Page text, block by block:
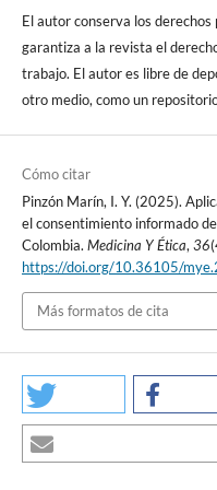
20. Lezak MD, Howieson
Neuropsychological
University Press; 2012.
técnicas para la
para personas con
sexuales y derechos
sobre nosotros sin
23. Oliver M. The Politics of
Press; 1990. DOI:
https://
El autor conserva los
garantiza a la revista el
trabajo. El autor es libre de
otro medio, como un
Cómo citar
Pinzón Marín, I. Y. (2025).
el consentimiento informado
Colombia. Medicina Y Ética, 36
https://doi.org/10.36105/
Más formatos de cita